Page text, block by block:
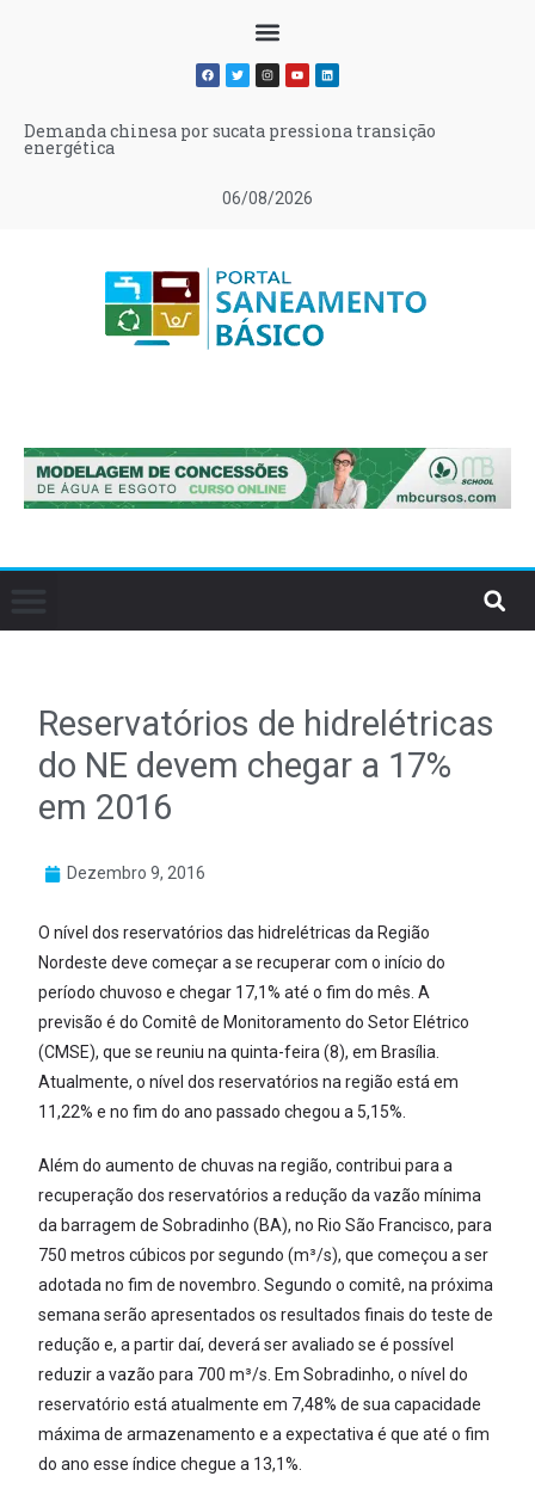
06/08/2026
Demanda chinesa por sucata pressiona transição
energética
Reservatórios de hidrelétricas
do NE devem chegar a 17%
em 2016
Dezembro 9, 2016
O nível dos reservatórios das hidrelétricas da Região
Nordeste deve começar a se recuperar com o início do
período chuvoso e chegar 17,1% até o fim do mês. A
previsão é do Comitê de Monitoramento do Setor Elétrico
(CMSE), que se reuniu na quinta-feira (8), em Brasília.
Atualmente, o nível dos reservatórios na região está em
11,22% e no fim do ano passado chegou a 5,15%.
Além do aumento de chuvas na região, contribui para a
recuperação dos reservatórios a redução da vazão mínima
da barragem de Sobradinho (BA), no Rio São Francisco, para
750 metros cúbicos por segundo (m³/s), que começou a ser
adotada no fim de novembro. Segundo o comitê, na próxima
semana serão apresentados os resultados finais do teste de
redução e, a partir daí, deverá ser avaliado se é possível
reduzir a vazão para 700 m³/s. Em Sobradinho, o nível do
reservatório está atualmente em 7,48% de sua capacidade
máxima de armazenamento e a expectativa é que até o fim
do ano esse índice chegue a 13,1%.